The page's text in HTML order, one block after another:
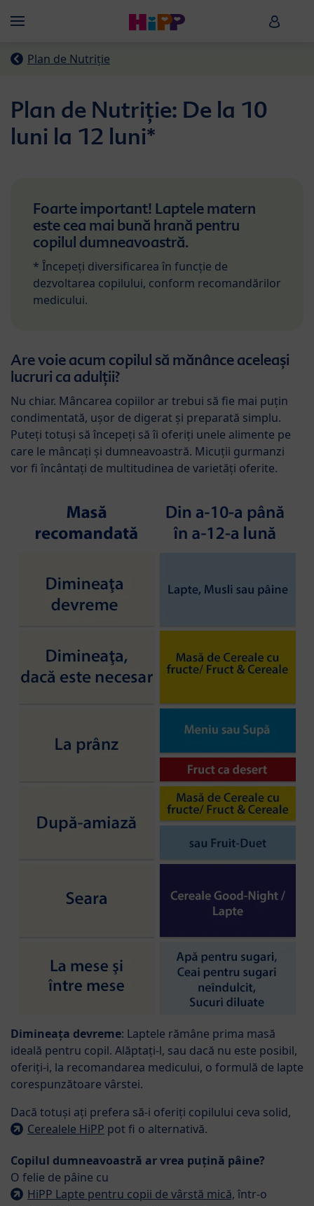
Menü HiPP
Plan de Nutriție
Plan de Nutriție: De la 10
luni la 12 luni*
Foarte important! Laptele matern
este cea mai bună hrană pentru
copilul dumneavoastră.
* Începeți diversificarea în funcție de
dezvoltarea copilului, conform recomandărilor
medicului.
Are voie acum copilul să mănânce aceleași
lucruri ca adulții?
Nu chiar. Mâncarea copiilor ar trebui să fie mai puțin
condimentată, ușor de digerat și preparată simplu.
Puteți totuși să începeți să îi oferiți unele alimente pe
care le mâncați și dumneavoastră. Micuții gurmanzi
vor fi încântați de multitudinea de varietăți oferite.
Dimineața devreme: Laptele rămâne prima masă
ideală pentru copil. Alăptați-l, sau dacă nu este posibil,
oferiți-i, la recomandarea medicului, o formulă de lapte
corespunzătoare vârstei.
Dacă totuși ați prefera să-i oferiți copilului ceva solid,
Cerealele HiPP pot fi o alternativă.
Copilul dumneavoastră ar vrea puțină pâine?
O felie de pâine cu
HiPP Lapte pentru copii de vârstă mică, într-o